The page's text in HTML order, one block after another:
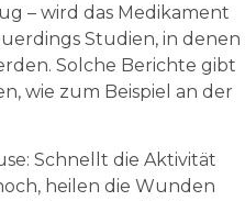
– wird das Medikament
Studien, in denen
Solche Berichte gibt
wie zum Beispiel an der
Schnellt die Aktivität
heilen die Wunden